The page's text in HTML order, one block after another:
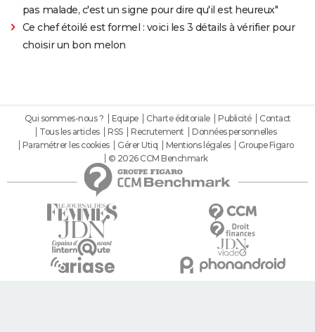
pas malade, c'est un signe pour dire qu'il est heureux"
Ce chef étoilé est formel : voici les 3 détails à vérifier pour
choisir un bon melon
Qui sommes-nous ? Equipe Charte éditoriale Publicité
Contact
Tous les articles
RSS Recrutement
Données personnelles
Paramétrer les cookies
Gérer Utiq Mentions légales
Groupe Figaro
© 2026 CCM Benchmark